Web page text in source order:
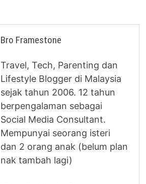
Bro Framestone
Travel, Tech, Parenting dan
Lifestyle Blogger di Malaysia
sejak tahun 2006. 12 tahun
berpengalaman sebagai
Social Media Consultant.
Mempunyai seorang isteri
dan 2 orang anak (belum plan
nak tambah lagi)